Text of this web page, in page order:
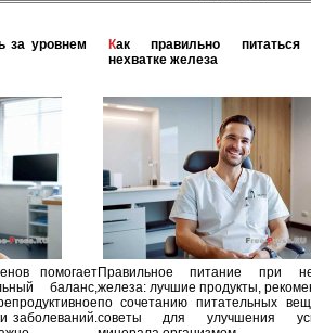
помогает
баланс,
заболеваний.
Как правильно питаться при
нехватке железа
Правильное питание при
железа: лучшие продукты,
по сочетанию питательных
советы для улучшения